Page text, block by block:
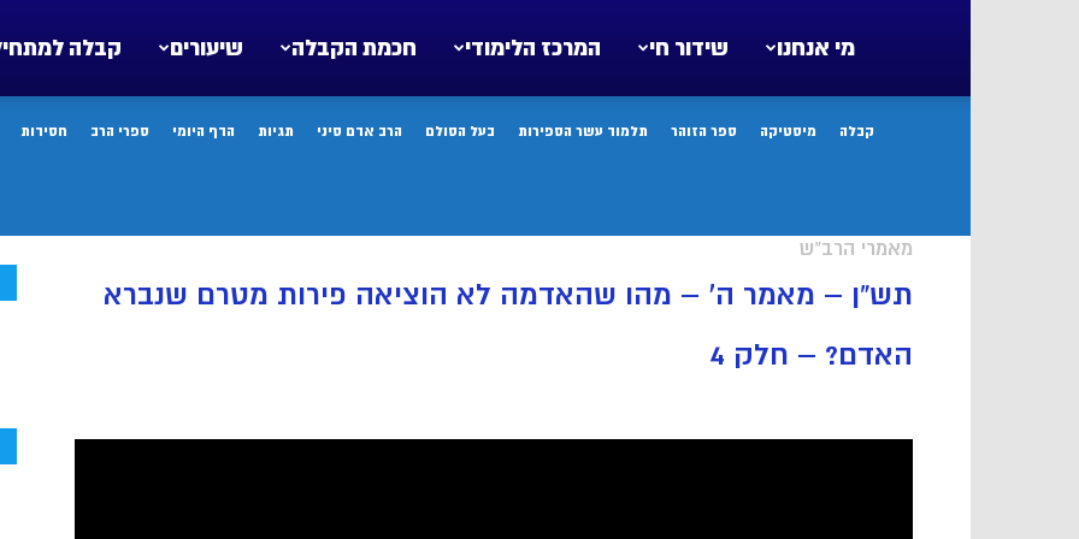
קבלה שיעורים חכמת הקבלה המרכז הלימודי שידור חי מי אנחנו
קבלה מיסטיקה ספר הזוהר תלמוד עשר הספירות בעל הסולם הרב אדם סיני תגיות הדף היומי ספרי הרב חסידות
מאמרי הרב"ש
תש”ן – מאמר ה’ – מהו שהאדמה לא הוציאה פירות מטרם שנברא
האדם? – חלק 4